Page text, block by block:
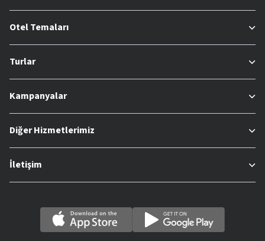
Otel Temaları
Turlar
Kampanyalar
Diğer Hizmetlerimiz
İletişim